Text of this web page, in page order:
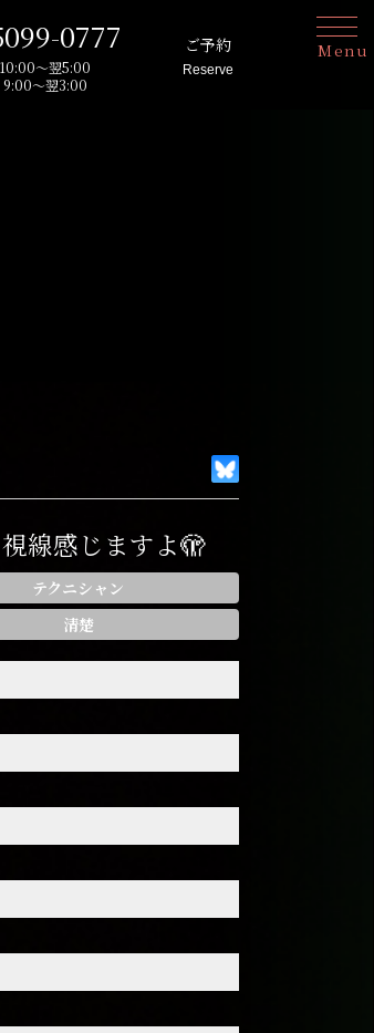
0777
～翌5:00
9:00～翌3:00
ご予約
Reserve
Menu
線感じますよ🫣
テクニシャン
清楚